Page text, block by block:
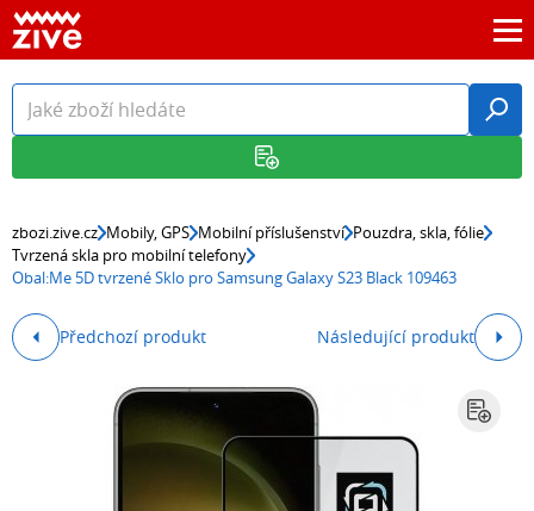
zbozi.zive.cz Mobily, GPS Mobilní příslušenství Pouzdra, skla, fólie
Tvrzená skla pro mobilní telefony
Obal:Me 5D tvrzené Sklo pro Samsung Galaxy S23 Black 109463
Předchozí produkt Následující produkt